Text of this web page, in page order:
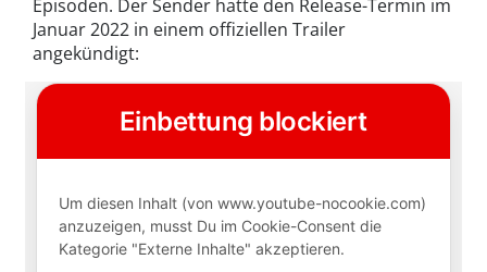
Episoden. Der Sender hatte den Release-Termin im
Januar 2022 in einem offiziellen Trailer
angekündigt: